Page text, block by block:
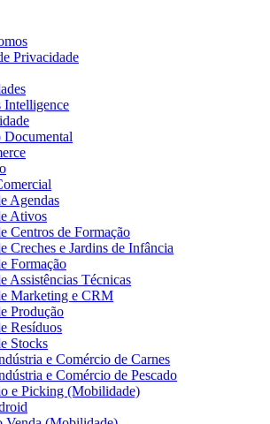
Privacidade
Intelligence
Agendas
Ativos
Centros de Formação
Creches e Jardins de Infância
Formação
Assistências Técnicas
Marketing e CRM
Produção
Resíduos
Stocks
e Comércio de Carnes
e Comércio de Pescado
e Picking (Mobilidade)